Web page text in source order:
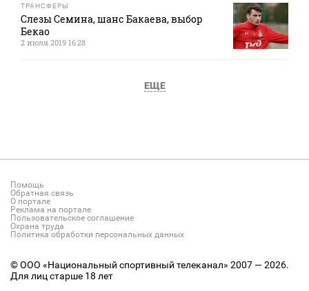
ТРАНСФЕРЫ
Слезы Семина, шанс Бакаева, выбор
Бекао
2 июля 2019 16:28
ЕЩЕ
Помощь
Обратная связь
О портале
Реклама на портале
Пользовательское соглашение
Охрана труда
Политика обработки персональных данных
© ООО «Национальный спортивный телеканал» 2007 — 2026.
Для лиц старше 18 лет